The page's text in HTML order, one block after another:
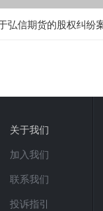
关于我们
加入我们
联系我们
投诉指引